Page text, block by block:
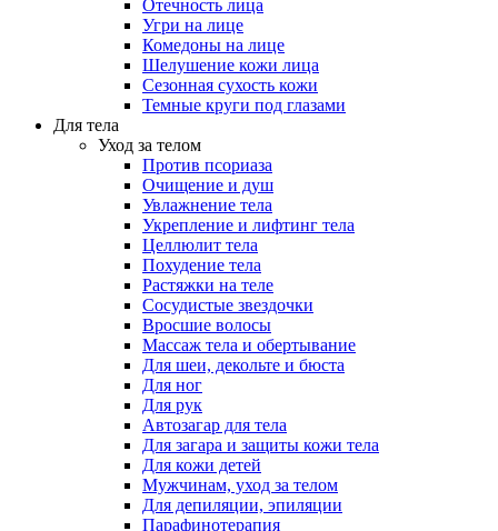
Отечность лица
Угри на лице
Комедоны на лице
Шелушение кожи лица
Сезонная сухость кожи
Темные круги под глазами
Для тела
Уход за телом
Против псориаза
Очищение и душ
Увлажнение тела
Укрепление и лифтинг тела
Целлюлит тела
Похудение тела
Растяжки на теле
Сосудистые звездочки
Вросшие волосы
Массаж тела и обертывание
Для шеи, декольте и бюста
Для ног
Для рук
Автозагар для тела
Для загара и защиты кожи тела
Для кожи детей
Мужчинам, уход за телом
Для депиляции, эпиляции
Парафинотерапия